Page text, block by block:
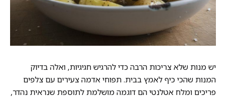
יש מנות שלא צריכות הרבה כדי להרגיש חגיגיות, ואלה בדיוק
המנות שהכי כיף לאמץ בבית. תפוחי אדמה צעירים עם צלפים
פריכים ומלח אטלנטי הם דוגמה מושלמת לתוספת שנראית נהדר,